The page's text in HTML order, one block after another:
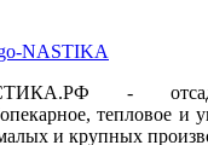
-
тепловое и
и крупных